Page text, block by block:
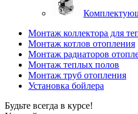
Монтаж коллектора для
Монтаж котлов отопления
Монтаж радиаторов
Монтаж теплых полов
Монтаж труб отопления
Установка бойлера
Будьте всегда в курсе!